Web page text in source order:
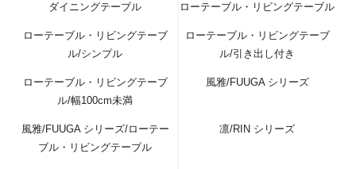
ダイニングテーブル ローテーブル・リビングテーブル
ローテーブル・リビングテーブ
ル/シンプル
ローテーブル・リビングテーブ
ル/引き出し付き
ローテーブル・リビングテーブ
ル/幅100cm未満
風雅/FUUGA シリーズ
風雅/FUUGA シリーズ/ローテー
ブル・リビングテーブル
凛/RIN シリーズ